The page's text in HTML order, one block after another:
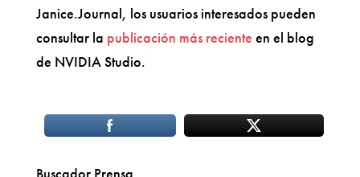
Janice.Journal, los usuarios interesados pueden
consultar la publicación más reciente en el blog
de NVIDIA Studio.